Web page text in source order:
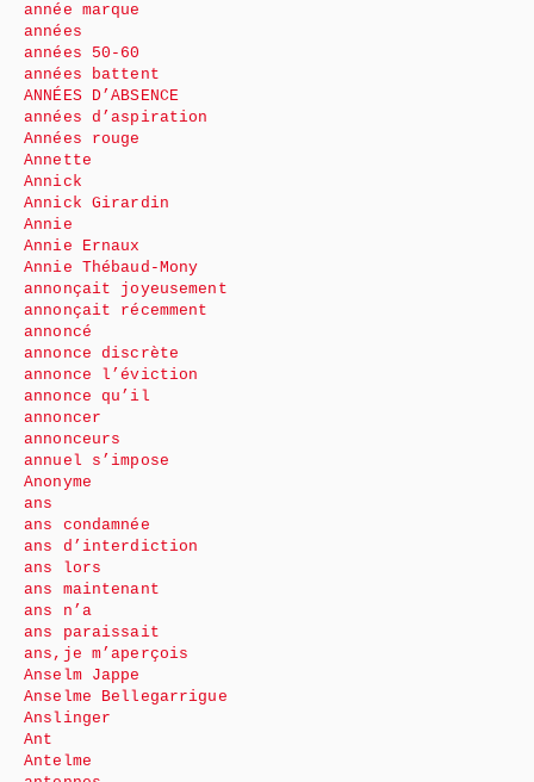
année marque
années
années 50-60
années battent
ANNÉES D’ABSENCE
années d’aspiration
Années rouge
Annette
Annick
Annick Girardin
Annie
Annie Ernaux
Annie Thébaud-Mony
annonçait joyeusement
annonçait récemment
annoncé
annonce discrète
annonce l’éviction
annonce qu’il
annoncer
annonceurs
annuel s’impose
Anonyme
ans
ans condamnée
ans d’interdiction
ans lors
ans maintenant
ans n’a
ans paraissait
ans,je m’aperçois
Anselm Jappe
Anselme Bellegarrigue
Anslinger
Ant
Antelme